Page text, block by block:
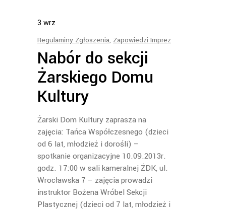
3 wrz
Regulaminy Zgłoszenia, Zapowiedzi Imprez
Nabór do sekcji
Żarskiego Domu
Kultury
Żarski Dom Kultury zaprasza na
zajęcia: Tańca Współczesnego (dzieci
od 6 lat, młodzież i dorośli) –
spotkanie organizacyjne 10.09.2013r.
godz. 17:00 w sali kameralnej ŻDK, ul.
Wrocławska 7 – zajęcia prowadzi
instruktor Bożena Wróbel Sekcji
Plastycznej (dzieci od 7 lat, młodzież i